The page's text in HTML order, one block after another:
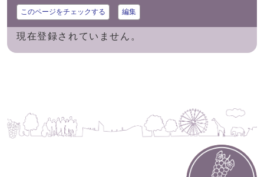
このページをチェックする 編集
現在登録されていません。